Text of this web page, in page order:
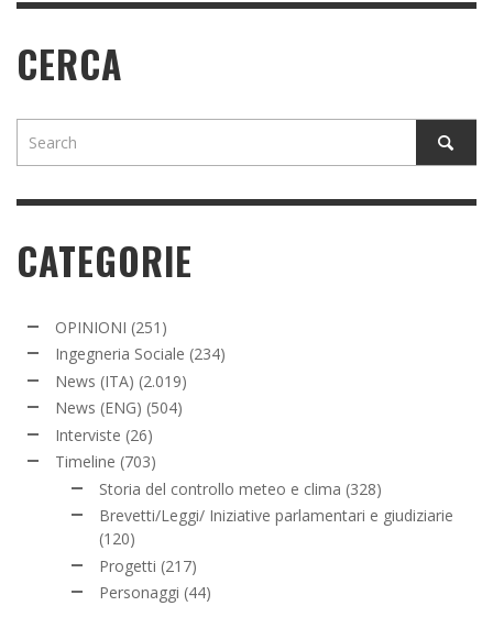
CERCA
CATEGORIE
OPINIONI (251)
Ingegneria Sociale (234)
News (ITA) (2.019)
News (ENG) (504)
Interviste (26)
Timeline (703)
Storia del controllo meteo e clima (328)
Brevetti/Leggi/ Iniziative parlamentari e giudiziarie
(120)
Progetti (217)
Personaggi (44)